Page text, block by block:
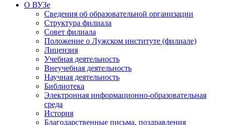
О ВУЗе
Сведения об образовательной организации
Структура филиала
Совет филиала
Положение о Лужском институте (филиале)
Лицензия
Учебная деятельность
Внеучебная деятельность
Научная деятельность
Библиотека
Электронная информационно-образовательная
среда
История
Благодарственные письма, поздравления